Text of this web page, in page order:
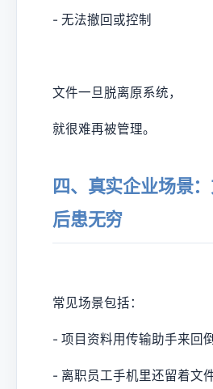
- 无法撤回或控制
文件一旦脱离原系统，
就很难再被管理。
四、真实企业场景：
后患无穷
常见场景包括：
- 项目资料用传输助手来回倒
- 离职员工手机里还留着文